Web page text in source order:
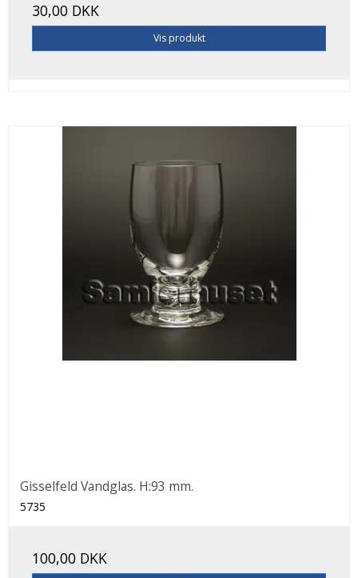
30,00 DKK
Vis produkt
Gisselfeld Vandglas. H:93 mm.
5735
100,00 DKK